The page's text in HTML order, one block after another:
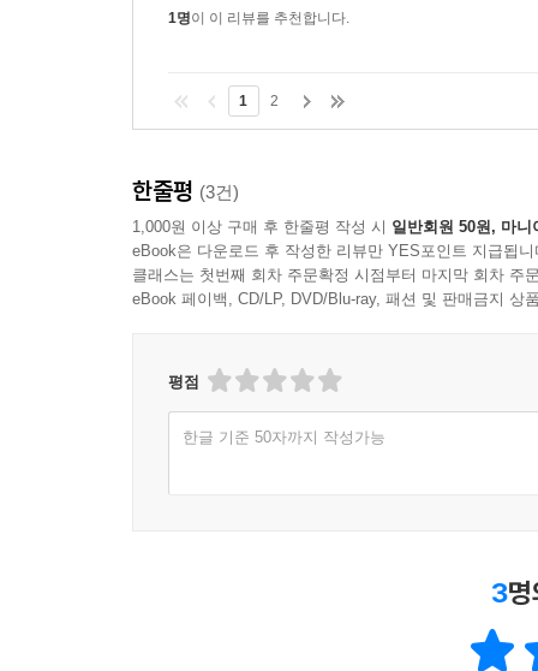
“평생 어린아이의 마음으로, 수줍은 자신감으로”
무엇보다 사는 건 누구에게나 힘들구나, 하고 공
그녀의 행복이라는 것은 좀 더 나다워지고 싶고,
무방비 상태로, 마음이 굳지 않은 채 어린아이의
아니기에 우리는 오히려 또 한 걸음 내딛을 힘을
돌아보게 된다. 끊임없이 자신을 몰아붙이며 언
외로움을 잘 타던 그 여자아이는 자라 홀로 서
때로는 혼란스러웠지만 그래도 입술을 굳게 닫
그냥 달라”라는 말이 한때는 나를 외롭게 만든 상
1명이 이 리뷰를 추천합니다.
1 2
한줄평 (3건)
1,000원 이상 구매 후 한줄평 작성 시 일반회원 50원, 마니
eBook은 다운로드 후 작성한 리뷰만 YES포인트 지급됩니
클래스는 첫번째 회차 주문확정 시점부터 마지막 회차 주
eBook 페이백, CD/LP, DVD/Blu-ray, 패션 및 판매금지 상
평점
한글 기준 50자까지 작성가능
3